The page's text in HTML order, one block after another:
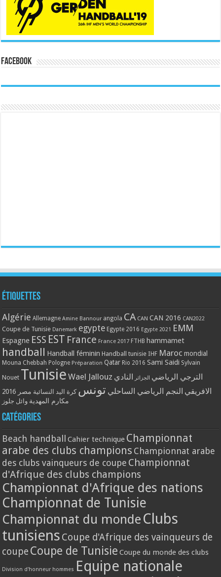
Facebook
Étiquettes
Algérie Allemagne Amine Bannour angola CA CAN CAN 2016 CAN2022
Coupe de Tunisie Danemark egypte Egypte 2016 Egypte 2021 EMM
Espagne ESS EST France France 2017 FTHB hammamet
handball Handball féminin Handball tunisie IHF Maroc mondial
Mouna Chebbah Pologne Préparation Qatar Rio 2016 Sami Saidi Sylvain
Nouet Tunisie Wael Jallouz الترجي الرياضي الجزائر النادي
الافريقي النجم الرياضي الساحلي تونس كرة اليد النسائية مصر 2016
مكارم المهدية وائل جلوز
Catégories
Beach handball Cahier technique Championnat
arabe des clubs champions Championnat arabe
des clubs vainqueurs de coupe Championnat
d'Afrique des clubs champions
Championnat d'Afrique des nations
Championnat de Tunisie
Championnat du monde Clubs
tunisiens Coupe d'Afrique des vainqueurs de
coupe Coupe de Tunisie Coupe du monde des clubs
Division d'honneur hommes Equipe nationale